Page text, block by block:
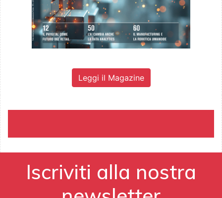
Leggi il Magazine
Iscriviti alla nostra